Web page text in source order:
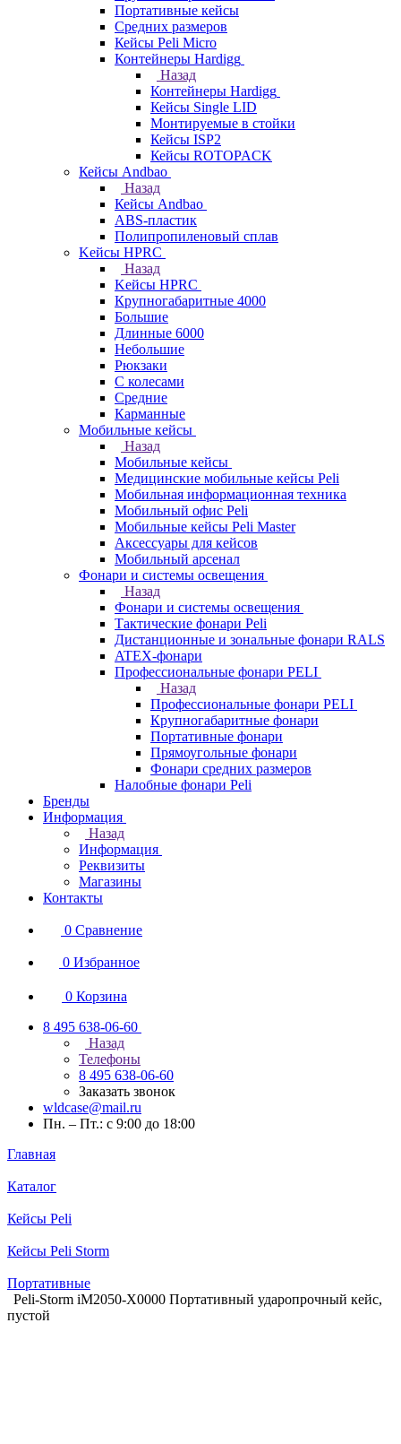
Портативные кейсы
Средних размеров
Кейсы Peli Micro
Контейнеры Hardigg
Назад
Контейнеры Hardigg
Кейсы Single LID
Монтируемые в стойки
Кейсы ISP2
Кейсы ROTOPACK
Кейсы Andbao
Назад
Кейсы Andbao
ABS-пластик
Полипропиленовый сплав
Kейсы HPRC
Назад
Kейсы HPRC
Крупногабаритные 4000
Большие
Длинные 6000
Небольшие
Рюкзаки
С колесами
Средние
Карманные
Мобильные кейсы
Назад
Мобильные кейсы
Медицинские мобильные кейсы Peli
Мобильная информационная техника
Мобильный офис Peli
Мобильные кейсы Peli Master
Аксессуары для кейсов
Мобильный арсенал
Фонари и системы освещения
Назад
Фонари и системы освещения
Тактические фонари Peli
Дистанционные и зональные фонари RALS
ATEX-фонари
Профессиональные фонари PELI
Назад
Профессиональные фонари PELI
Крупногабаритные фонари
Портативные фонари
Прямоугольные фонари
Фонари средних размеров
Налобные фонари Peli
Бренды
Информация
Назад
Информация
Реквизиты
Магазины
Контакты
0 Сравнение
0 Избранное
0 Корзина
8 495 638-06-60
Назад
Телефоны
8 495 638-06-60
Заказать звонок
wldcase@mail.ru
Пн. – Пт.: с 9:00 до 18:00
Главная
Каталог
Кейсы Peli
Кейсы Peli Storm
Портативные
Peli-Storm iM2050-X0000 Портативный ударопрочный кейс,
пустой